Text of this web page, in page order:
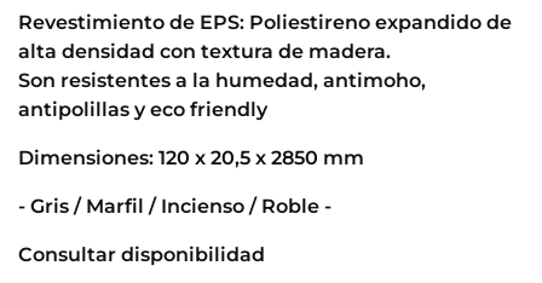
Revestimiento de EPS: Poliestireno expandido de
alta densidad con textura de madera.
Son resistentes a la humedad, antimoho,
antipolillas y eco friendly
Dimensiones: 120 x 20,5 x 2850 mm
- Gris / Marfil / Incienso / Roble -
Consultar disponibilidad